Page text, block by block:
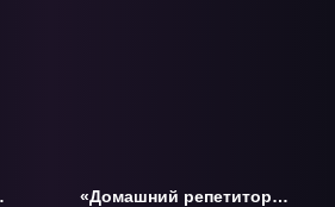
«Домашний репетитор